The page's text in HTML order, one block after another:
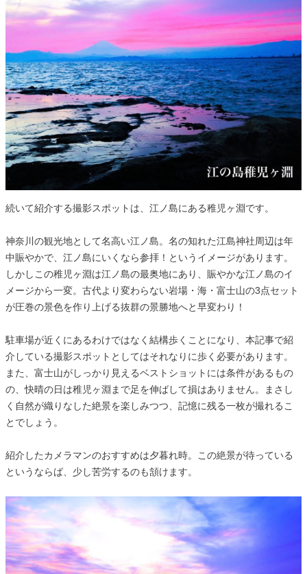
続いて紹介する撮影スポットは、江ノ島にある稚児ヶ淵です。
神奈川の観光地として名高い江ノ島。名の知れた江島神社周辺は年
中賑やかで、江ノ島にいくなら参拝！というイメージがあります。
しかしこの稚児ヶ淵は江ノ島の最奥地にあり、賑やかな江ノ島のイ
メージから一変。古代より変わらない岩場・海・富士山の3点セット
が圧巻の景色を作り上げる抜群の景勝地へと早変わり！
駐車場が近くにあるわけではなく結構歩くことになり、本記事で紹
介している撮影スポットとしてはそれなりに歩く必要があります。
また、富士山がしっかり見えるベストショットには条件があるもの
の、快晴の日は稚児ヶ淵まで足を伸ばして損はありません。まさし
く自然が織りなした絶景を楽しみつつ、記憶に残る一枚が撮れるこ
とでしょう。
紹介したカメラマンのおすすめは夕暮れ時。この絶景が待っている
というならば、少し苦労するのも頷けます。